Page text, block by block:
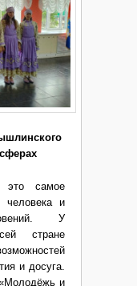
самое
человека и
У
стране
и досуга.
и